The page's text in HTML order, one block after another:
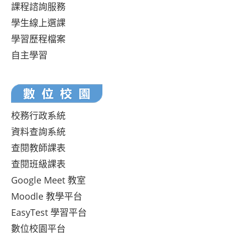
課程諮詢服務
學生線上選課
學習歷程檔案
自主學習
校務行政系統
資料查詢系統
查閱教師課表
查閱班級課表
Google Meet 教室
Moodle 教學平台
EasyTest 學習平台
數位校園平台